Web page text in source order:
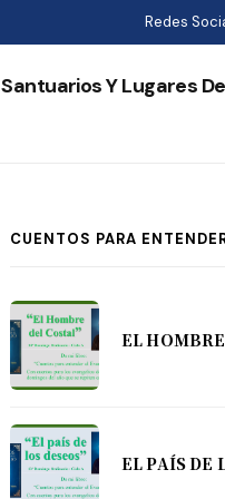
Redes
Santuarios Y Lugares
CUENTOS PARA
EL
EL PAÍS DE